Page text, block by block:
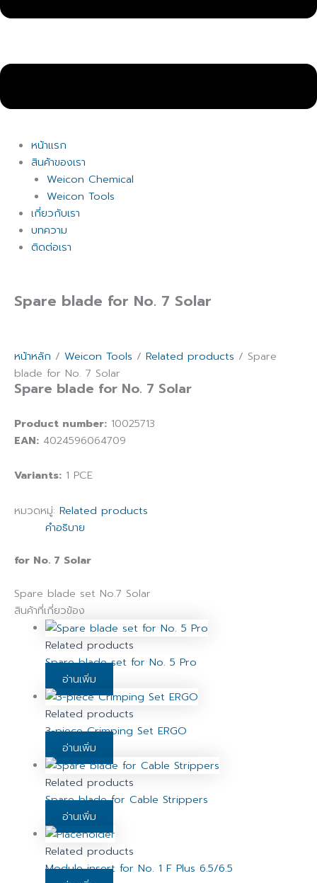
หน้าแรก
สินค้าของเรา
Weicon Chemical
Weicon Tools
เกี่ยวกับเรา
บทความ
ติดต่อเรา
Spare blade for No. 7 Solar
หน้าหลัก / Weicon Tools / Related products / Spare
blade for No. 7 Solar
Spare blade for No. 7 Solar
Product number: 10025713
EAN: 4024596064709
Variants: 1 PCE
หมวดหมู่: Related products
คำอธิบาย
for No. 7 Solar
Spare blade set No.7 Solar
สินค้าที่เกี่ยวข้อง
Related products
Spare blade set for No. 5 Pro
อ่านเพิ่ม
Related products
3-piece Crimping Set ERGO
อ่านเพิ่ม
Related products
Spare blade for Cable Strippers
อ่านเพิ่ม
Related products
Module insert for No. 1 F Plus 6.5/6.5